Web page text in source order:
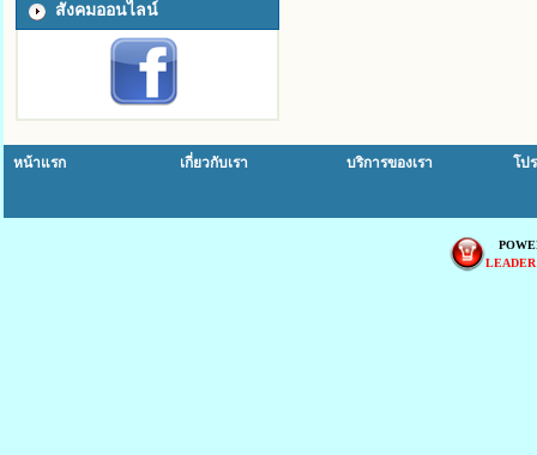
สังคมออนไลน์
หน้าแรก เกี่ยวกับเรา บริการของเรา โป